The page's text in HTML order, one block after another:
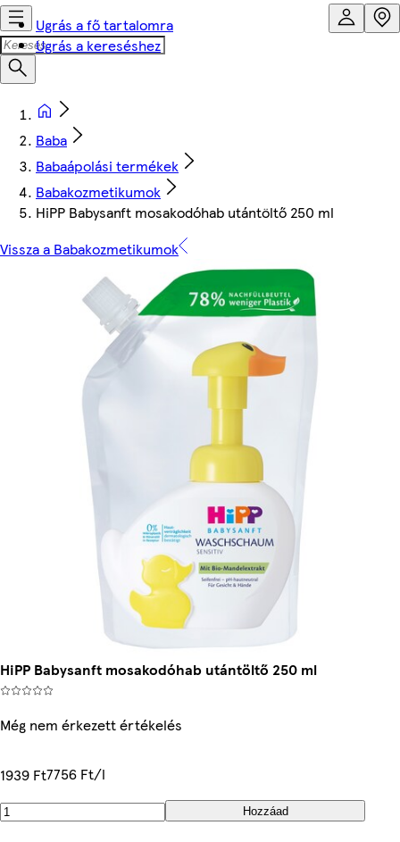
Ugrás a fő tartalomra
Ugrás a kereséshez
Baba
Babaápolási termékek
Babakozmetikumok
HiPP Babysanft mosakodóhab utántöltő 250 ml
Vissza a Babakozmetikumok
HiPP Babysanft mosakodóhab utántöltő 250 ml
Még nem érkezett értékelés
1939 Ft7756 Ft/l
Hozzáad